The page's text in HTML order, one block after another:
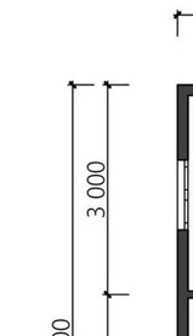
АБ.
фурнитуры).